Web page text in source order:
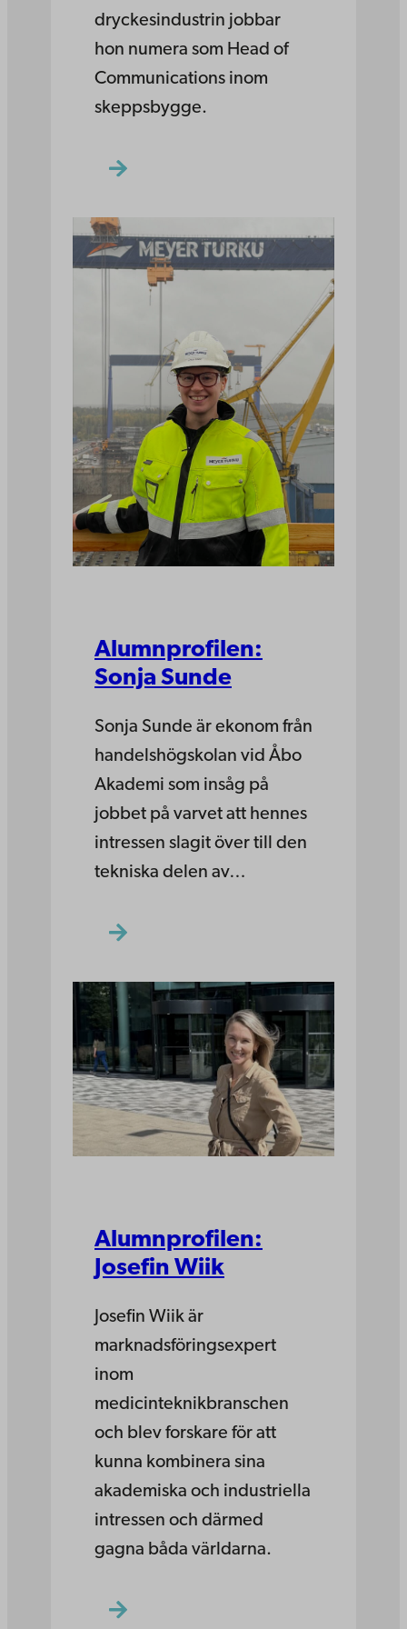
dryckesindustrin jobbar
hon numera som Head of
Communications inom
skeppsbygge.
Alumnprofilen:
Sonja Sunde
Sonja Sunde är ekonom från
handelshögskolan vid Åbo
Akademi som insåg på
jobbet på varvet att hennes
intressen slagit över till den
tekniska delen av…
Alumnprofilen:
Josefin Wiik
Josefin Wiik är
marknadsföringsexpert
inom
medicinteknikbranschen
och blev forskare för att
kunna kombinera sina
akademiska och industriella
intressen och därmed
gagna båda världarna.